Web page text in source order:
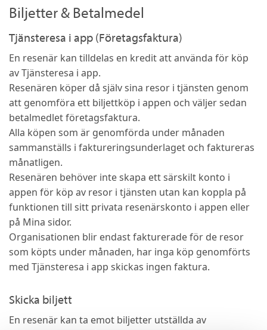
Biljetter & Betalmedel
Tjänsteresa i app (Företagsfaktura)
En resenär kan tilldelas en kredit att använda för köp
av Tjänsteresa i app.
Resenären köper då själv sina resor i tjänsten genom
att genomföra ett biljettköp i appen och väljer sedan
betalmedlet företagsfaktura.
Alla köpen som är genomförda under månaden
sammanställs i faktureringsunderlaget och faktureras
månatligen.
Resenären behöver inte skapa ett särskilt konto i
appen för köp av resor i tjänsten utan kan koppla på
funktionen till sitt privata resenärskonto i appen eller
på Mina sidor.
Organisationen blir endast fakturerade för de resor
som köpts under månaden, har inga köp genomförts
med Tjänsteresa i app skickas ingen faktura.
Skicka biljett
En resenär kan ta emot biljetter utställda av